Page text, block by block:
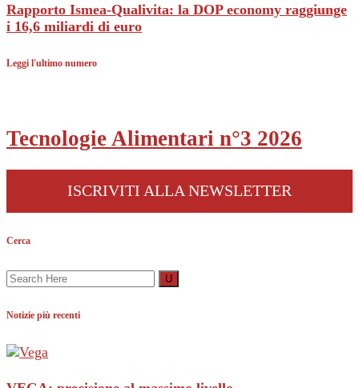
Rapporto Ismea-Qualivita: la DOP economy raggiunge
i 16,6 miliardi di euro
Leggi l'ultimo numero
Tecnologie Alimentari n°3 2026
ISCRIVITI ALLA NEWSLETTER
Cerca
Notizie più recenti